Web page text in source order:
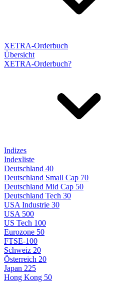
XETRA-Orderbuch
Übersicht
XETRA-Orderbuch?
Indizes
Indexliste
Deutschland 40
Deutschland Small Cap 70
Deutschland Mid Cap 50
Deutschland Tech 30
USA Industrie 30
USA 500
US Tech 100
Eurozone 50
FTSE-100
Schweiz 20
Österreich 20
Japan 225
Hong Kong 50